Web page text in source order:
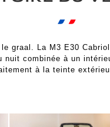
graal. La M3 E30
combinée à un
à la teinte